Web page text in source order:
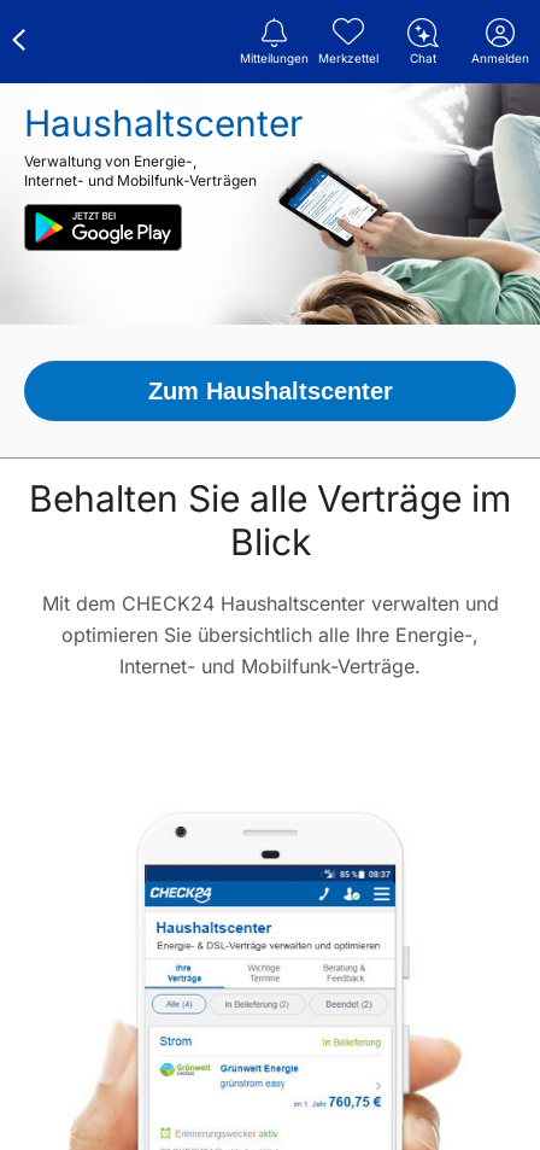
Anmelden
Chat
Merkzettel
Mitteilungen
Haushaltscenter
Verwaltung von Energie-,
Internet- und Mobilfunk-Verträgen
Zum Haushaltscenter
Behalten Sie alle Verträge im
Blick
Mit dem CHECK24 Haushaltscenter verwalten und
optimieren Sie übersichtlich alle Ihre Energie-,
Internet- und Mobilfunk-Verträge.